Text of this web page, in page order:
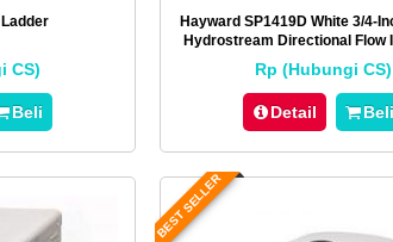
CS)
Beli
Hayward SP1419D White 3/4-
Hydrostream Directional Flow
With 1-1/2-Inch MIP
Rp (Hubungi CS)
Detail Beli
BEST SELLER